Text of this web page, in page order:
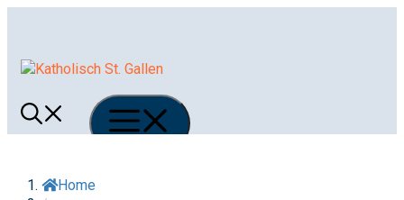
Menü
Home